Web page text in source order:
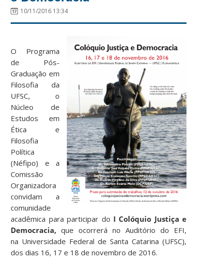
10/11/2016 13:34
O Programa
de Pós-
Graduação em
Filosofia da
UFSC, o
Núcleo de
Estudos em
Ética e
Filosofia
Política
(Néfipo) e a
Comissão
Organizadora
convidam a
comunidade
acadêmica para participar do I Colóquio Justiça e
Democracia, que ocorrerá no Auditório do EFI,
na Universidade Federal de Santa Catarina (UFSC),
dos dias 16, 17 e 18 de novembro de 2016.